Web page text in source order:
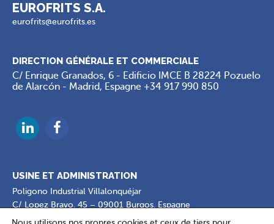
EUROFRITS S.A.
eurofrits@eurofrits.es
DIRECTION GÉNÉRALE ET COMMERCIALE
C/ Enrique Granados, 6 - Edificio IMCE B 28224 Pozuelo
de Alarcón - Madrid, Espagne +34 917 990 850
USINE ET ADMINISTRATION
Poligono Industrial Villalonquéjar
C/ Lopez Bravo, 45 – 09001 Burgos, Espagne
+34 947 298 413